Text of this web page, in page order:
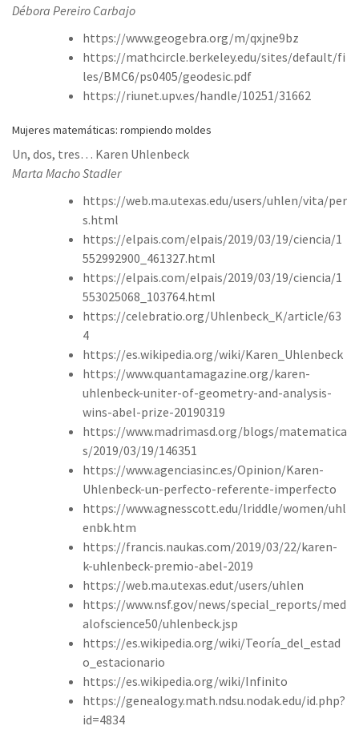
Débora Pereiro Carbajo
https://www.geogebra.org/m/qxjne9bz
https://mathcircle.berkeley.edu/sites/default/fi
les/BMC6/ps0405/geodesic.pdf
https://riunet.upv.es/handle/10251/31662
Mujeres matemáticas: rompiendo moldes
Un, dos, tres… Karen Uhlenbeck
Marta Macho Stadler
https://web.ma.utexas.edu/users/uhlen/vita/per
s.html
https://elpais.com/elpais/2019/03/19/ciencia/1
552992900_461327.html
https://elpais.com/elpais/2019/03/19/ciencia/1
553025068_103764.html
https://celebratio.org/Uhlenbeck_K/article/63
4
https://es.wikipedia.org/wiki/Karen_Uhlenbeck
https://www.quantamagazine.org/karen-
uhlenbeck-uniter-of-geometry-and-analysis-
wins-abel-prize-20190319
https://www.madrimasd.org/blogs/matematica
s/2019/03/19/146351
https://www.agenciasinc.es/Opinion/Karen-
Uhlenbeck-un-perfecto-referente-imperfecto
https://www.agnesscott.edu/lriddle/women/uhl
enbk.htm
https://francis.naukas.com/2019/03/22/karen-
k-uhlenbeck-premio-abel-2019
https://web.ma.utexas.edut/users/uhlen
https://www.nsf.gov/news/special_reports/med
alofscience50/uhlenbeck.jsp
https://es.wikipedia.org/wiki/Teoría_del_estad
o_estacionario
https://es.wikipedia.org/wiki/Infinito
https://genealogy.math.ndsu.nodak.edu/id.php?
id=4834